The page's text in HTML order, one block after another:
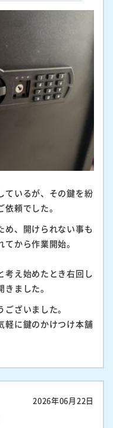
ているが、その鍵を紛
頼でした。
め、開けられない事も
から作業開始。
考え始めたとき右回し
ました。
ざいました。
軽に鍵のかけつけ本舗
2026年06月22日